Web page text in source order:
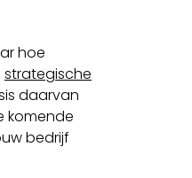
hoe
strategische
daarvan
komende
bedrijf